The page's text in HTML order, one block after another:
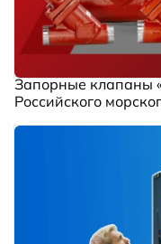
Запорные клапаны
Российского